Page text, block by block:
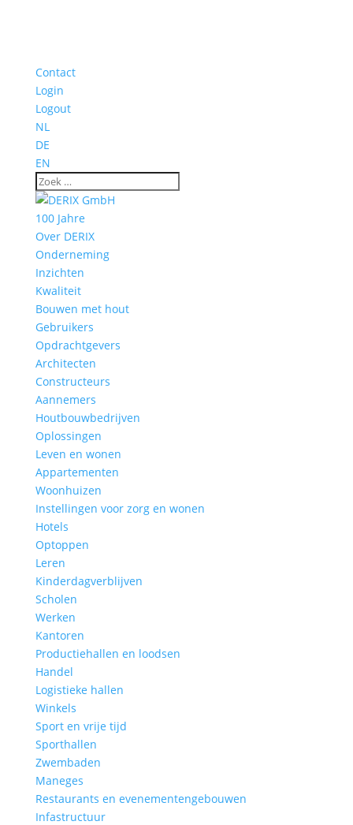
Contact
Login
Logout
NL
DE
EN
100 Jahre
Over DERIX
Onderneming
Inzichten
Kwaliteit
Bouwen met hout
Gebruikers
Opdrachtgevers
Architecten
Constructeurs
Aannemers
Houtbouwbedrijven
Oplossingen
Leven en wonen
Appartementen
Woonhuizen
Instellingen voor zorg en wonen
Hotels
Optoppen
Leren
Kinderdagverblijven
Scholen
Werken
Kantoren
Productiehallen en loodsen
Handel
Logistieke hallen
Winkels
Sport en vrije tijd
Sporthallen
Zwembaden
Maneges
Restaurants en evenementengebouwen
Infastructuur